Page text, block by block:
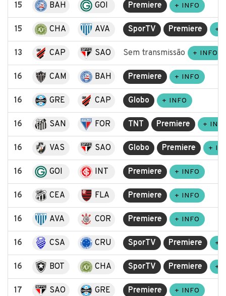
15 BAH GOI Premiere + INFO
15 CHA AVA SporTV Premiere +
13 CAP SAO Sem transmissão + INFO
16 CAM BAH Premiere + INFO
16 GRE CAP Globo + INFO
16 SAN FOR TNT Premiere +
16 VAS SAO Globo Premiere +
16 GOI INT Premiere + INFO
16 CEA FLA Premiere + INFO
16 AVA COR Premiere + INFO
16 CSA CRU SporTV Premiere +
16 BOT CHA SporTV Premiere +
17 SAO GRE Premiere + INFO